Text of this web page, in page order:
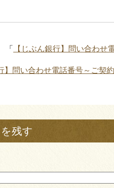
「 【じぶん銀行】問い合わせ
】問い合わせ電話番号～ご契
残す